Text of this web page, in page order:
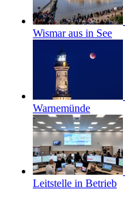
Wismar aus in See
Warnemünde
Leitstelle in Betrieb